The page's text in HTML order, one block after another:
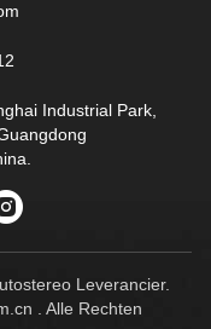
Industrial Park,
Leverancier.
. Alle Rechten